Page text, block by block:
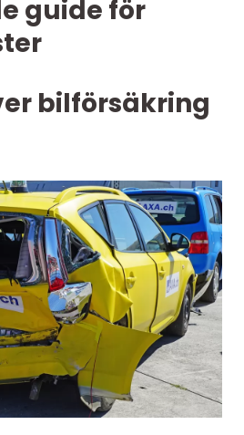
guide för
bilförsäkring